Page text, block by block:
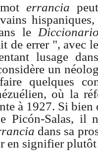
errancia
le
de errer ", avec
lusage
un
quelques
où la
à 1927. Si bien
Picón-Salas, il
dans sa
en signifier